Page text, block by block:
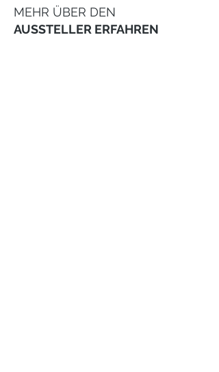
MEHR ÜBER DEN
AUSSTELLER ERFAHREN